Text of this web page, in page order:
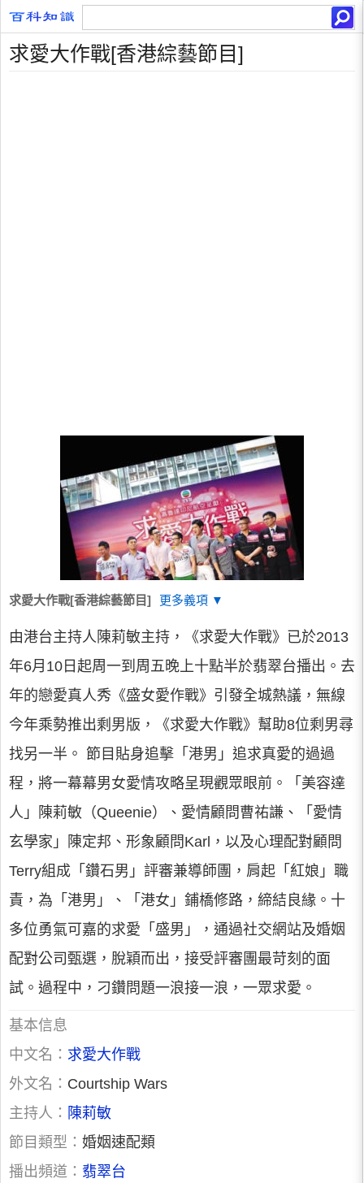
求愛大作戰[香港綜藝節目]
求愛大作戰[香港綜藝節目] 更多義項 ▼
由港台主持人陳莉敏主持，《求愛大作戰》已於2013
年6月10日起周一到周五晚上十點半於翡翠台播出。去
年的戀愛真人秀《盛女愛作戰》引發全城熱議，無線
今年乘勢推出剩男版，《求愛大作戰》幫助8位剩男尋
找另一半。 節目貼身追擊「港男」追求真愛的過過
程，將一幕幕男女愛情攻略呈現觀眾眼前。「美容達
人」陳莉敏（Queenie）、愛情顧問曹祐謙、「愛情
玄學家」陳定邦、形象顧問Karl，以及心理配對顧問
Terry組成「鑽石男」評審兼導師團，肩起「紅娘」職
責，為「港男」、「港女」鋪橋修路，締結良緣。十
多位勇氣可嘉的求愛「盛男」，通過社交網站及婚姻
配對公司甄選，脫穎而出，接受評審團最苛刻的面
試。過程中，刁鑽問題一浪接一浪，一眾求愛。
基本信息
中文名： 求愛大作戰
外文名： Courtship Wars
主持人： 陳莉敏
節目類型： 婚姻速配類
播出頻道： 翡翠台